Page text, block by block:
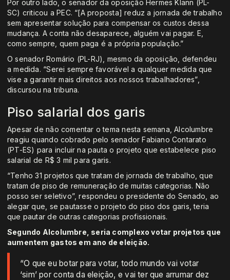
Por outro lado, o senador da oposição Hermes Klann (PL-
SC) criticou a PEC. “[A proposta] reduz a jornada de trabalho
sem apresentar solução para compensar os custos dessa
mudança. A conta não desaparece, alguém vai pagar. E,
como sempre, quem paga é a própria população.”
O senador Romário (PL-RJ), mesmo da oposição, defendeu
a medida. “Serei sempre favorável a qualquer medida que
vise a garantir mais direitos aos nossos trabalhadores”,
discursou na tribuna.
Piso salarial dos garis
Apesar de não comentar o tema nesta semana, Alcolumbre
reagiu quando cobrado pelo senador Fabiano Contarato
(PT-ES) para incluir na pauta o projeto que estabelece piso
salarial de R$ 3 mil para garis.
“Tenho 31 projetos que tratam de jornada de trabalho, que
tratam de piso de remuneração de muitas categorias. Não
posso ser seletivo”, respondeu o presidente do Senado, ao
alegar que, se pautasse o projeto do piso dos garis, teria
que pautar de outras categorias profissionais.
Segundo Alcolumbre, seria complexo votar projetos que
aumentem gastos em ano de eleição.
“O que eu botar para votar, todo mundo vai votar
‘sim’ por conta da eleição, e vai ter que arrumar dez